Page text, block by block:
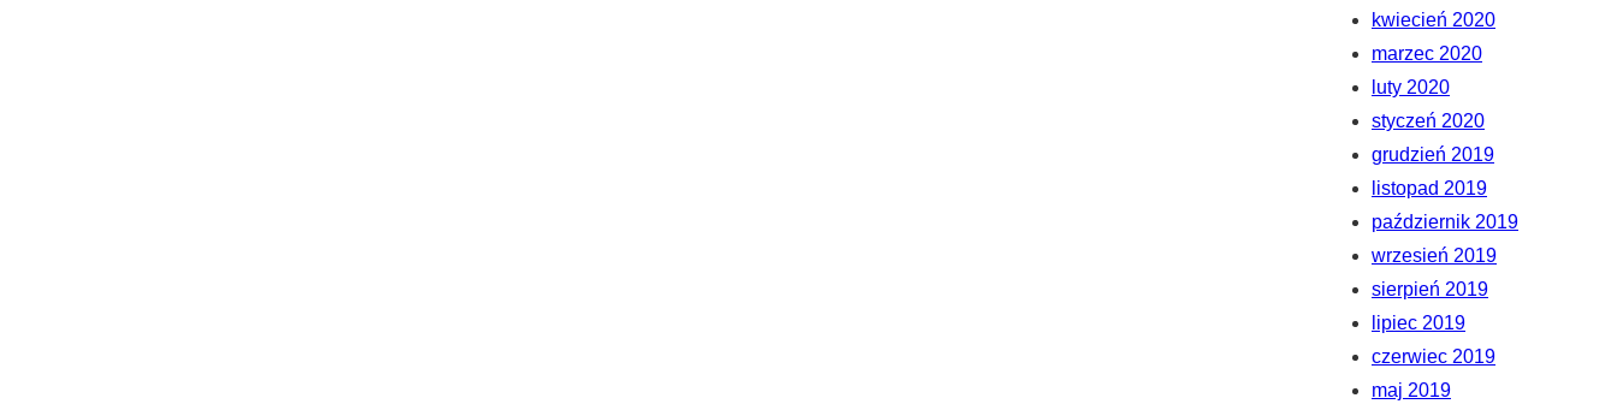
kwiecień 2020
marzec 2020
luty 2020
styczeń 2020
grudzień 2019
listopad 2019
październik 2019
wrzesień 2019
sierpień 2019
lipiec 2019
czerwiec 2019
maj 2019